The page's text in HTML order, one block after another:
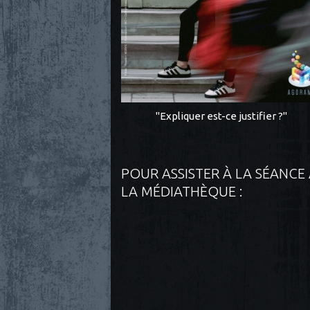
"Expliquer est-ce justifier ?"
POUR ASSISTER À LA SÉANCE
LA MÉDIATHÈQUE :